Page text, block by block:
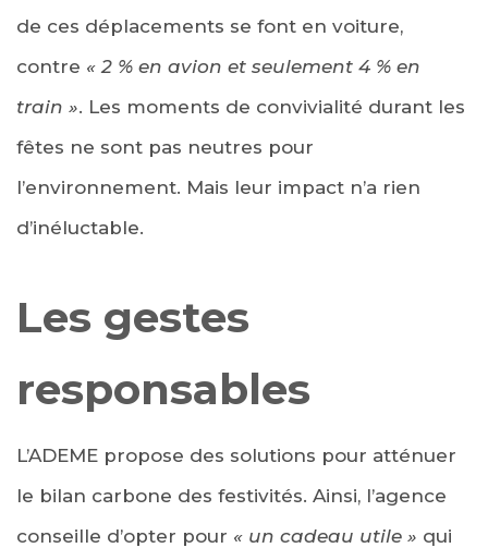
de ces déplacements se font en voiture,
contre « 2 % en avion et seulement 4 % en
train ». Les moments de convivialité durant les
fêtes ne sont pas neutres pour
l’environnement. Mais leur impact n’a rien
d’inéluctable.
Les gestes
responsables
L’ADEME propose des solutions pour atténuer
le bilan carbone des festivités. Ainsi, l’agence
conseille d’opter pour « un cadeau utile » qui